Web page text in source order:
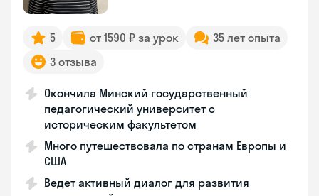
5 от 1590 ₽ за урок
35 лет опыта
3 отзыва
Окончила Минский государственный
педагогический университет с
историческим факультетом
Много путешествовала по странам Европы и
США
Ведет активный диалог для развития